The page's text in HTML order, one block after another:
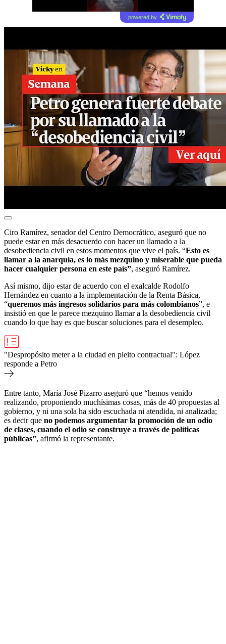
powered by
Ciro Ramírez, senador del Centro Democrático, aseguró que no
puede estar en más desacuerdo con hacer un llamado a la
desobediencia civil en estos momentos que vive el país. “Esto es
llamar a la anarquía, es lo más mezquino y miserable que pueda
hacer cualquier persona en este país”, aseguró Ramírez.
Así mismo, dijo estar de acuerdo con el exalcalde Rodolfo
Hernández en cuanto a la implementación de la Renta Básica,
“queremos más ingresos solidarios para más colombianos”, e
insistió en que le parece mezquino llamar a la desobediencia civil
cuando lo que hay es que buscar soluciones para el desempleo.
"Despropósito meter a la ciudad en pleito contractual": López
responde a Petro
Entre tanto, María José Pizarro aseguró que “hemos venido
realizando, proponiendo muchísimas cosas, más de 40 propuestas al
gobierno, y ni una sola ha sido escuchada ni atendida, ni analizada;
es decir que no podemos argumentar la promoción de un odio
de clases, cuando el odio se construye a través de políticas
públicas”, afirmó la representante.